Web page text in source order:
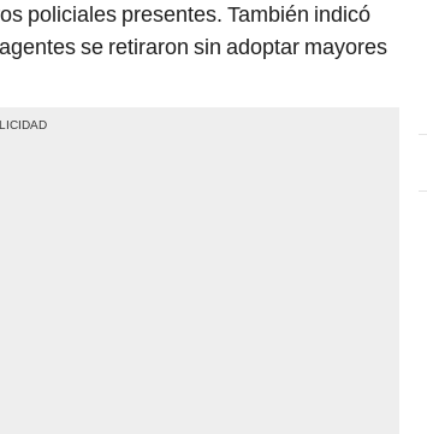
policiales presentes. También indicó
se retiraron sin adoptar mayores